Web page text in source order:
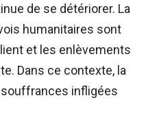
de se détériorer. La
humanitaires sont
et les enlèvements
Dans ce contexte, la
souffrances infligées